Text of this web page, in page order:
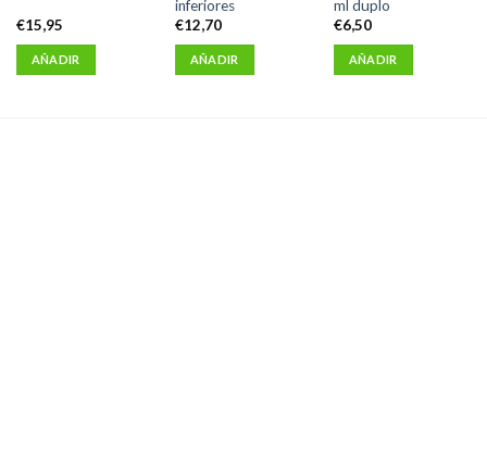
€15,95
AÑADIR
inferiores
€12,70
AÑADIR
ml duplo
€6,50
AÑADIR